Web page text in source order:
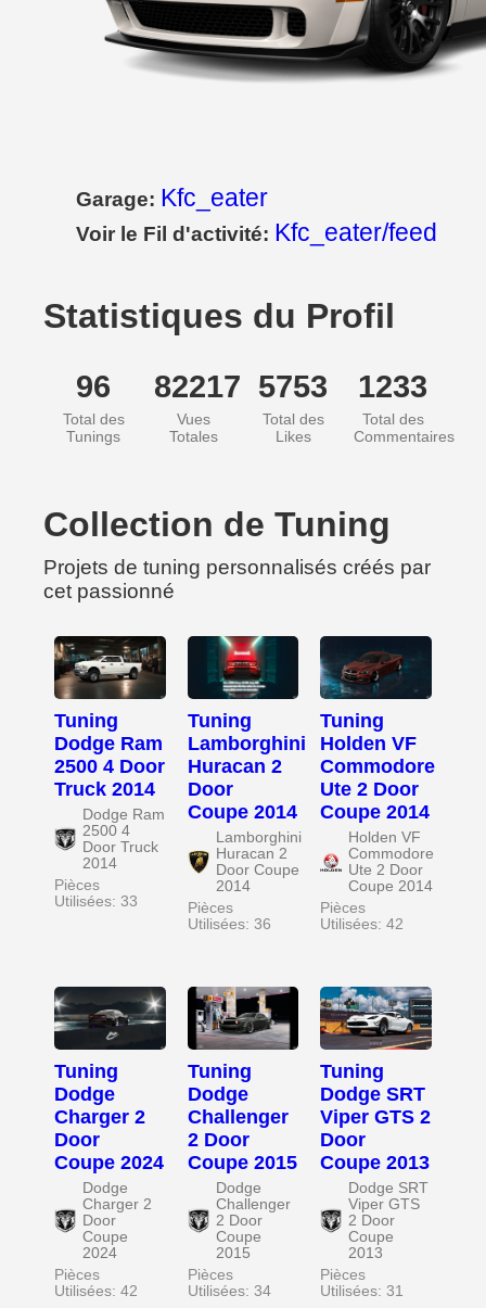
Garage: Kfc_eater
Voir le Fil d'activité: Kfc_eater/feed
Statistiques du Profil
96
Total des
Tunings
82217
Vues
Totales
5753
Total des
Likes
1233
Total des
Commentaires
Collection de Tuning
Projets de tuning personnalisés créés par
cet passionné
Tuning
Dodge Ram
2500 4 Door
Truck 2014
Dodge Ram
2500 4
Door Truck
2014
Pièces
Utilisées: 33
Tuning
Lamborghini
Huracan 2
Door
Coupe 2014
Lamborghini
Huracan 2
Door Coupe
2014
Pièces
Utilisées: 36
Tuning
Holden VF
Commodore
Ute 2 Door
Coupe 2014
Holden VF
Commodore
Ute 2 Door
Coupe 2014
Pièces
Utilisées: 42
Tuning
Dodge
Charger 2
Door
Coupe 2024
Dodge
Charger 2
Door
Coupe
2024
Pièces
Utilisées: 42
Tuning
Dodge
Challenger
2 Door
Coupe 2015
Dodge
Challenger
2 Door
Coupe
2015
Pièces
Utilisées: 34
Tuning
Dodge SRT
Viper GTS 2
Door
Coupe 2013
Dodge SRT
Viper GTS
2 Door
Coupe
2013
Pièces
Utilisées: 31